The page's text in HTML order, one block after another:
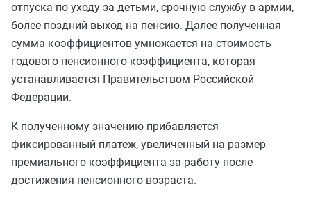
отпуска по уходу за детьми, срочную службу в армии,
более поздний выход на пенсию. Далее полученная
сумма коэффициентов умножается на стоимость
годового пенсионного коэффициента, которая
устанавливается Правительством Российской
Федерации.
К полученному значению прибавляется
фиксированный платеж, увеличенный на размер
премиального коэффициента за работу после
достижения пенсионного возраста.